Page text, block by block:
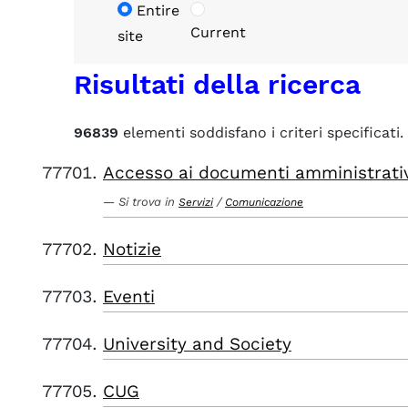
Entire
site
Current
Risultati della ricerca
96839 elementi soddisfano i criteri specificati.
Accesso ai documenti
Si trova in Servizi / Comunicazione
Notizie
Eventi
University and Society
CUG